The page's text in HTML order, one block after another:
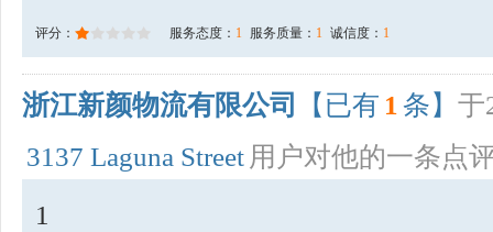
评分： 服务态度： 1 服务质量： 1 诚信度： 1
浙江新颜物流有限公司 【已有 1 条】 于
3137 Laguna Street 用户对他的一条点
1